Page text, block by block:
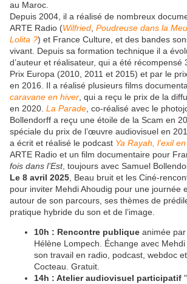
au Maroc.
Depuis 2004, il a réalisé de nombreux
ARTE Radio (Wilfried Poudreuse dans la
Lolita ?) et France Culture, et des bandes
vivant. Depuis sa formation technique il a
d’auteur et réalisateur, qui a été récompensé
Prix Europa (2010, 2011 et 2015) et par le
en 2016. Il a réalisé plusieurs films
caravane en hiver , qui a reçu le prix de la
en 2020. La Parade , co-réalisé avec le
Bollendorff a reçu une étoile de la Scam en
spéciale du prix de l’œuvre audiovisuel en
a écrit et réalisé le podcast Ya Rayah, l’exil
ARTE Radio et un film documentaire pour
fois dans l’Est, toujours avec Samuel
Le 8 avril 2025 , Beau bruit et les Ciné-
pour inviter Mehdi Ahoudig pour une journée
autour de son parcours, ses thèmes de
pratique hybride du son et de l’image.
10h : Rencontre publique animée
Hélène Lompech. Échange avec
son travail en radio, podcast, webdoc
Cocteau. Gratuit.
14h : Atelier audiovisuel participatif